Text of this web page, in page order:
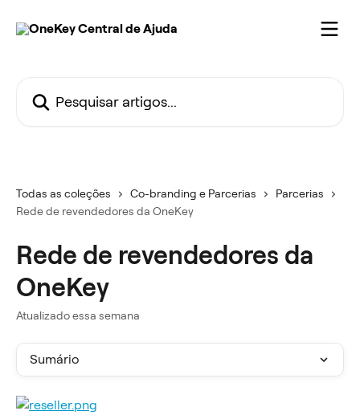
Todas as coleções Co-branding e Parcerias
Parcerias
Rede de revendedores da OneKey
Rede de revendedores da
OneKey
Atualizado essa semana
Sumário